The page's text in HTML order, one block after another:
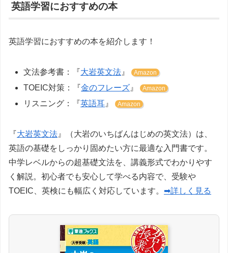
英語学習におすすめの本
英語学習におすすめの本を紹介します！
文法参考書：『大岩英文法 』 Amazon
TOEIC対策：『金のフレーズ 』 Amazon
リスニング：『英語耳 』 Amazon
『大岩英文法 』（大岩のいちばんはじめの英文法）は、
英語の基礎をしっかり固めたい方に最適な入門書です。
中学レベルからの超基礎文法を、講義形式でわかりやす
く解説。初心者でも安心して学べる内容で、受験や
TOEIC、英検にも幅広く対応しています。 ➡詳しく見る